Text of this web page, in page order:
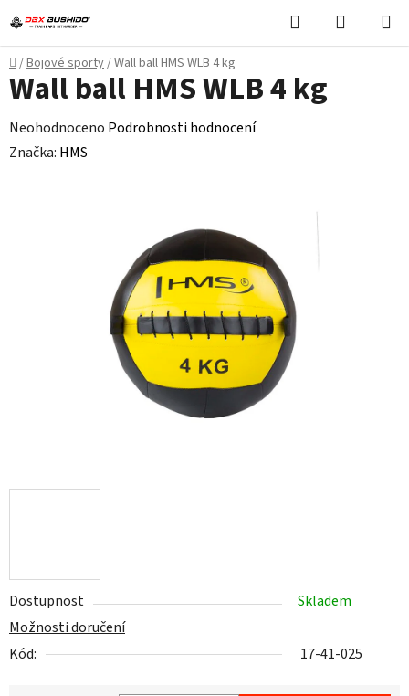
na
obsah
Hledat
KOŠÍK
Domů
/Bojové sporty/Wall ball HMS WLB 4 kg
Dostupnost
Skladem
Možnosti doručení
Kód:
17-41-025
Wall ball HMS WLB 4 kg
Průměrné
hodnocení
Neohodnoceno Podrobnosti hodnocení
Značka: HMS